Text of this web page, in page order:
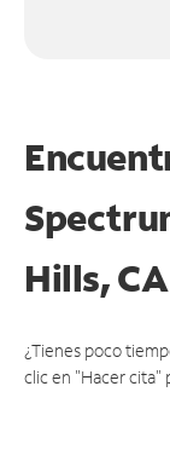
Hills, CA
¿Tienes poco
clic en "Hacer cita"